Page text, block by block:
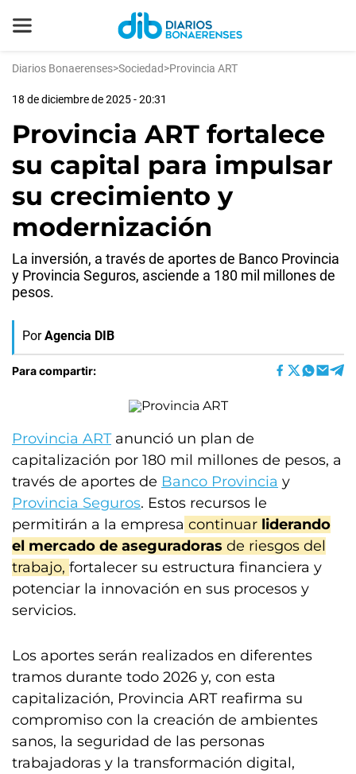
Diarios Bonaerenses>Sociedad>Provincia ART
18 de diciembre de 2025 - 20:31
Provincia ART fortalece
su capital para impulsar
su crecimiento y
modernización
La inversión, a través de aportes de Banco Provincia
y Provincia Seguros, asciende a 180 mil millones de
pesos.
Por Agencia DIB
Para compartir:
Provincia ARTanunció un plan de
capitalización por 180 mil millones de pesos, a
través de aportes de Banco Provincia y
Provincia Seguros. Estos recursos le
permitirán a la empresa continuar liderando
el mercado de aseguradoras de riesgos del
trabajo, fortalecer su estructura financiera y
potenciar la innovación en sus procesos y
servicios.
Los aportes serán realizados en diferentes
tramos durante todo 2026 y, con esta
capitalización, Provincia ART reafirma su
compromiso con la creación de ambientes
sanos, la seguridad de las personas
trabajadoras y la transformación digital,